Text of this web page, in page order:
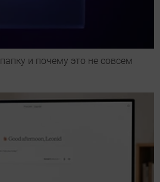
и почему это не совсем